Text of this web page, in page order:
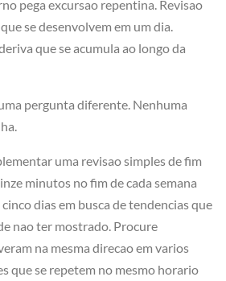
pega excursao repentina. Revisao
se desenvolvem em um dia.
que se acumula ao longo da
pergunta diferente. Nenhuma
uma revisao simples de fim
minutos no fim de cada semana
dias em busca de tendencias que
nao ter mostrado. Procure
na mesma direcao em varios
que se repetem no mesmo horario